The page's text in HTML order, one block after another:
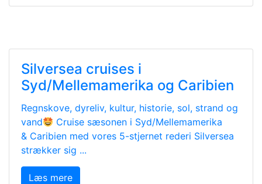
Silversea cruises i
Syd/Mellemamerika og Caribien
Regnskove, dyreliv, kultur, historie, sol, strand og
vand
Cruise sæsonen i Syd/Mellemamerika
& Caribien med vores 5-stjernet rederi Silversea
strækker sig ...
Læs mere